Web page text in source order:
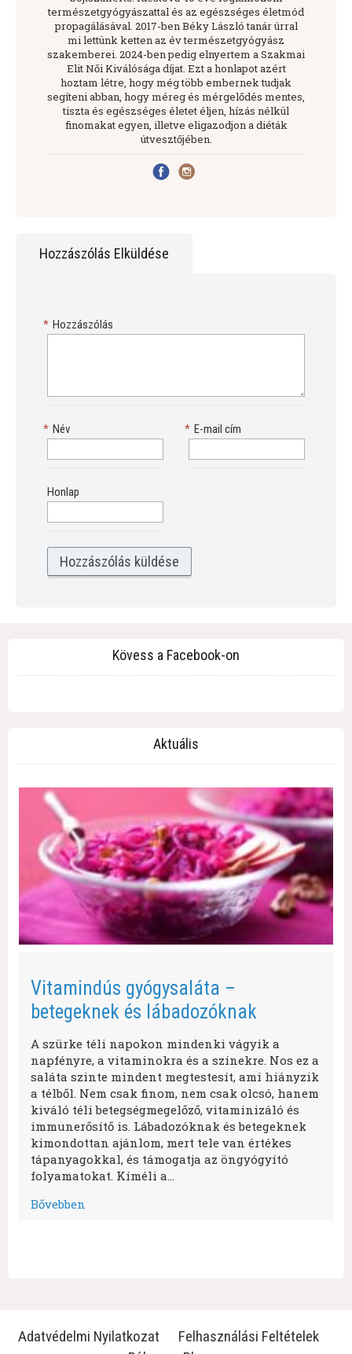
természetgyógyászattal és az egészséges életmód
propagálásával. 2017-ben Béky László tanár úrral
mi lettünk ketten az év természetgyógyász
szakemberei. 2024-ben pedig elnyertem a Szakmai
Elit Női Kiválósága díjat. Ezt a honlapot azért
hoztam létre, hogy még több embernek tudjak
segíteni abban, hogy méreg és mérgelődés mentes,
tiszta és egészséges életet éljen, hízás nélkül
finomakat egyen, illetve eligazodjon a diéták
útvesztőjében.
Hozzászólás Elküldése
Hozzászólás
*
Név
* E-mail cím
*
Honlap
Kövess a Facebook-on
Aktuális
Vitamindús gyógysaláta –
betegeknek és lábadozóknak
A szürke téli napokon mindenki vágyik a
napfényre, a vitaminokra és a színekre. Nos ez a
saláta szinte mindent megtestesít, ami hiányzik
a télből. Nem csak finom, nem csak olcsó, hanem
kiváló téli betegségmegelőző, vitaminizáló és
immunerősítő is. Lábadozóknak és betegeknek
kimondottan ajánlom, mert tele van értékes
tápanyagokkal, és támogatja az öngyógyító
folyamatokat. Kíméli a…
Bővebben
Adatvédelmi Nyilatkozat
Felhasználási Feltételek